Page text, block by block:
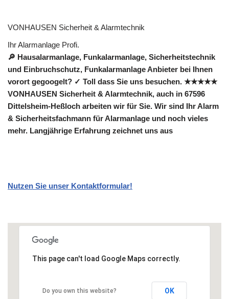
VONHAUSEN Sicherheit & Alarmtechnik
Ihr Alarmanlage Profi.
🔎 Hausalarmanlage, Funkalarmanlage, Sicherheitstechnik
und Einbruchschutz, Funkalarmanlage Anbieter bei Ihnen
vorort gegoogelt? ✓ Toll dass Sie uns besuchen. ★★★★★
VONHAUSEN Sicherheit & Alarmtechnik, auch in 67596
Dittelsheim-Heßloch arbeiten wir für Sie. Wir sind Ihr Alarm
& Sicherheitsfachmann für Alarmanlage und noch vieles
mehr. Langjährige Erfahrung zeichnet uns aus
Nutzen Sie unser Kontaktformular!
This page can't load Google Maps correctly.
Do you own this website? OK